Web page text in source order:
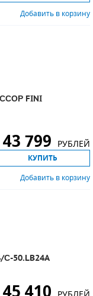
Добавить в корзину
FINI
43 799 РУБЛЕЙ
КУПИТЬ
Добавить в корзину
50.LB24A